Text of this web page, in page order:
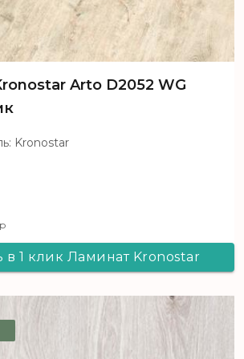
Arto D2052 WG
Kronostar
цена
цена: 4290 ₸.
в 1 клик Ламинат Kronostar